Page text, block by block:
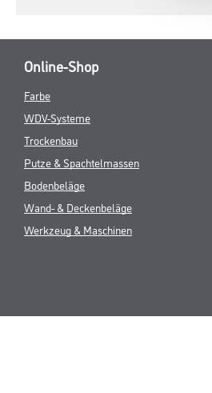
Online-Shop
Farbe
WDV-Systeme
Trockenbau
Putze & Spachtelmassen
Bodenbeläge
Wand- & Deckenbeläge
Werkzeug & Maschinen